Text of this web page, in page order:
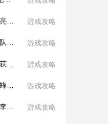
游戏攻略
游戏攻略
游戏攻略
游戏攻略
游戏攻略